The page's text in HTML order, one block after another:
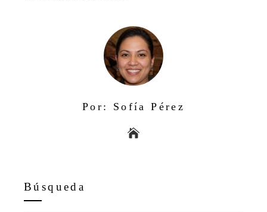
Por: Sofía Pérez
Búsqueda